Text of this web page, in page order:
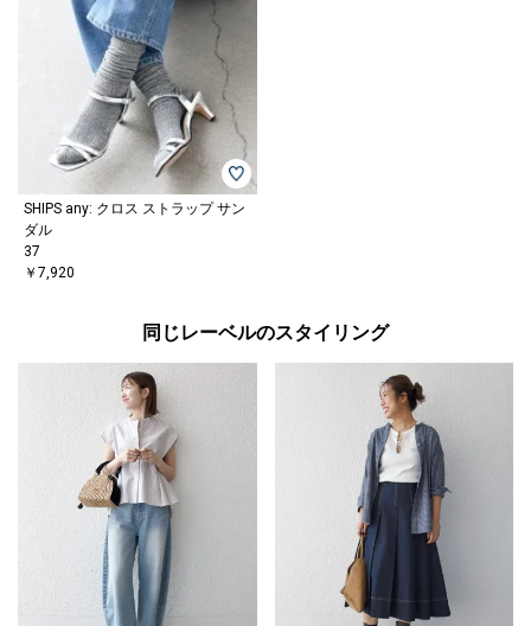
SHIPS any: クロス ストラップ サン
ダル
37
￥7,920
同じレーベルのスタイリング